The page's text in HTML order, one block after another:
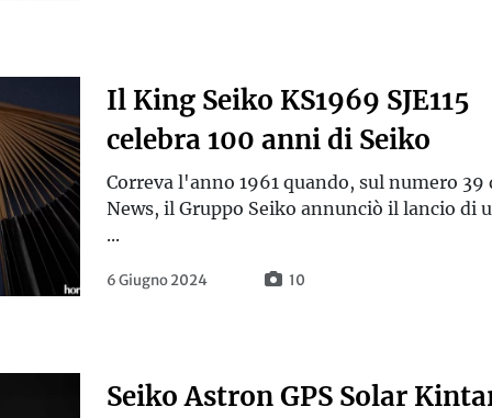
Il King Seiko KS1969 SJE115
celebra 100 anni di Seiko
Correva l'anno 1961 quando, sul numero
News, il Gruppo Seiko annunciò il lancio di
...
6 Giugno 2024 10
Seiko Astron GPS Solar